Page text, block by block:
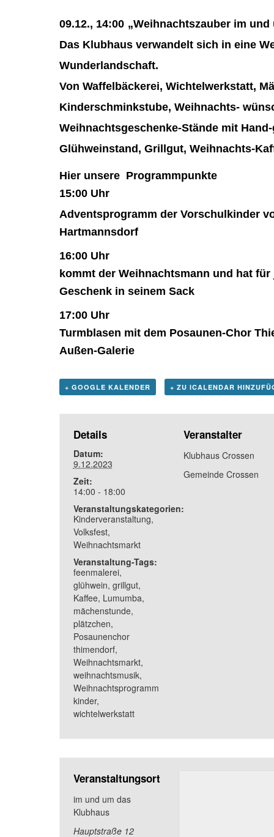
09.12., 14:00 „Weihnachtszauber im
Das Klubhaus verwandelt sich in eine
Wunderlandschaft.
Von Waffelbäckerei, Wichtelwerkstatt,
Kinderschminkstube, Weihnachts-
Weihnachtsgeschenke-Stände mit
Glühweinstand , Grillgut, Weihnachts-
Hier unsere Programmpunkte
15:00 Uhr
Adventsprogramm der Vorschul kinder
Hartmannsdorf
16:00 Uhr
kommt der Weihnachtsmann und hat für
Geschenk in seinem Sack
17:00 Uhr
Turmblasen mit dem Posaunen-Chor
Außen-Galerie
+ GOOGLE KALENDER + ZU ICALENDAR
Details
Datum:
9.12.2023
Zeit:
14:00 - 18:00
Veranstaltungskategorien:
Kinderveranstaltung,
Volksfest,
Weihnachtsmarkt
Veranstaltung-Tags:
feenmalerei,
glühwein, grillgut,
Kaffee, Lumumba,
mächenstunde,
plätzchen,
Posaunenchor
thimendorf,
Weihnachtsmarkt,
weihnachtsmusik,
Weihnachtsprogramm
kinder,
wichtelwerkstatt
Veranstalter
Klubhaus Crossen
Gemeinde Crossen
Veranstaltungsort
im und um das
Klubhaus
Hauptstraße 12